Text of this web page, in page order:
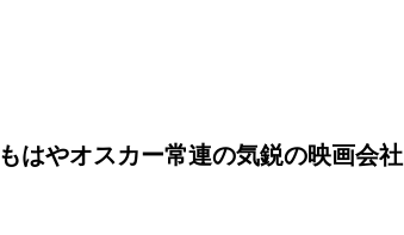
はやオスカー常連の気鋭の映画会社